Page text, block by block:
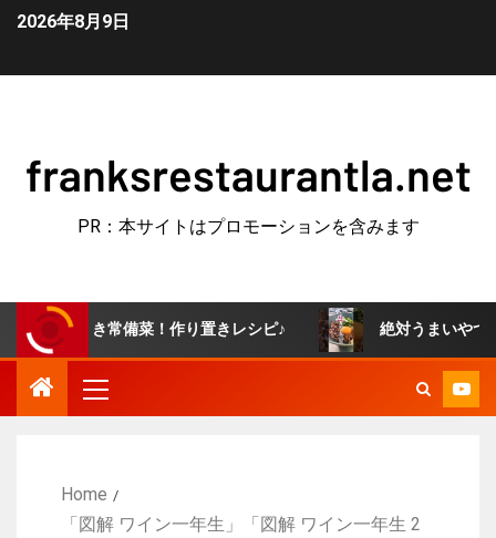
2026年8月9日
franksrestaurantla.net
PR：本サイトはプロモーションを含みます
つき常備菜！作り置きレシピ♪ 絶対うまいやつ！牛す
Home
「図解 ワイン一年生」「図解 ワイン一年生 2